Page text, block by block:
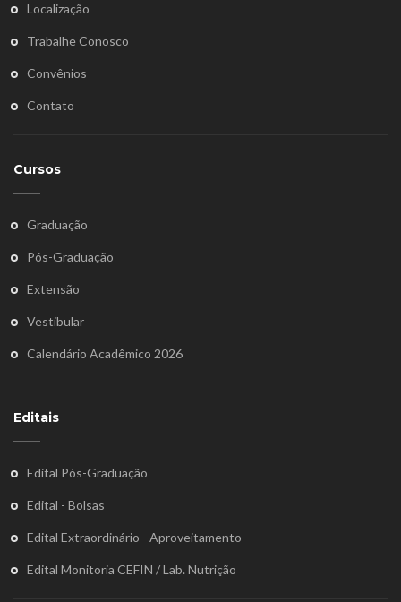
Localização
Trabalhe Conosco
Convênios
Contato
Cursos
Graduação
Pós-Graduação
Extensão
Vestibular
Calendário Acadêmico 2026
Editais
Edital Pós-Graduação
Edital - Bolsas
Edital Extraordinário - Aproveitamento
Edital Monitoria CEFIN / Lab. Nutrição